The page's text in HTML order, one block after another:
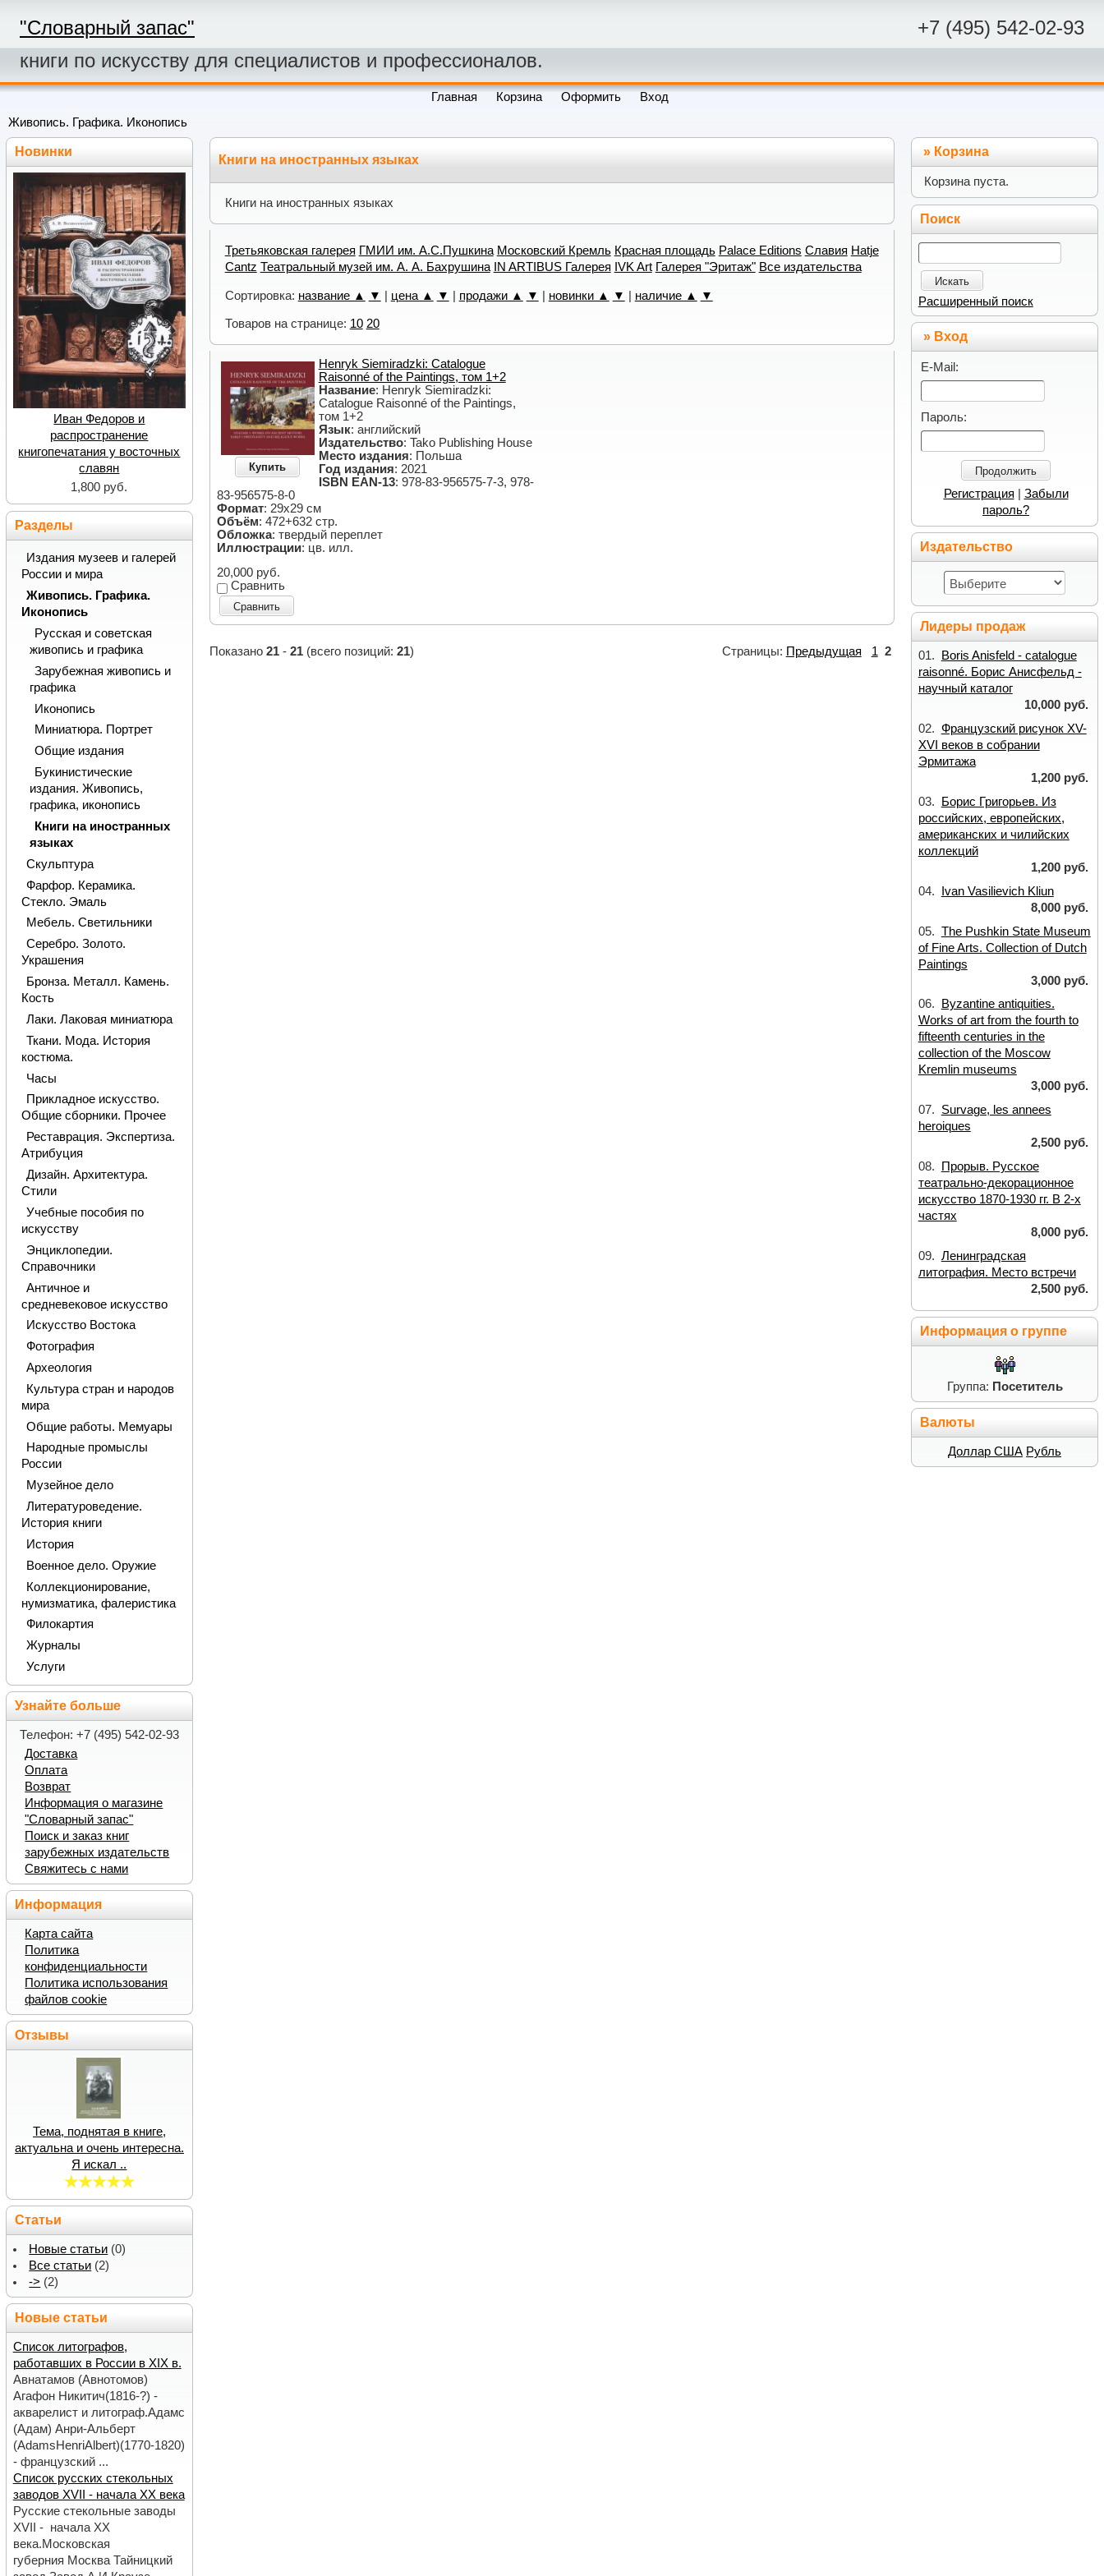
"Словарный запас"
книги по искусству для специалистов и профессионалов.
+7 (495) 542-02-93
Главная Корзина Оформить
Вход
Живопись. Графика. Иконопись
Книги на иностранных языках
Книги на иностранных языках
Третьяковская галерея ГМИИ им. А.С.Пушкина Московский Кремль Красная площадь Palace Editions Славия Hatje
Cantz Театральный музей им. А. А. Бахрушина IN ARTIBUS Галерея IVK Art Галерея "Эритаж" Все издательства
Сортировка: название ▲ ▼ цена ▲ ▼ продажи ▲ ▼ новинки ▲ ▼ наличие ▲ ▼
Товаров на странице: 10 20
Купить
Henryk Siemiradzki: Catalogue
Raisonné of the Paintings, том 1+2
Название: Henryk Siemiradzki:
Catalogue Raisonné of the Paintings,
том 1+2
Язык: английский
Издательство: Tako Publishing House
Место издания: Польша
Год издания: 2021
ISBN EAN-13: 978-83-956575-7-3, 978-
83-956575-8-0
Формат: 29х29 см
Объём: 472+632 стр.
Обложка: твердый переплет
Иллюстрации: цв. илл.
20,000 руб.
Сравнить
Сравнить
Страницы: Предыдущая 1 2
Показано21 -21 (всего позиций:21)
Новинки
Иван Федоров и
распространение
книгопечатания у восточных
славян
1,800 руб.
Разделы
Издания музеев и галерей
России и мира
Живопись. Графика.
Иконопись
Русская и советская
живопись и графика
Зарубежная живопись и
графика
Иконопись
Миниатюра. Портрет
Общие издания
Букинистические
издания. Живопись,
графика, иконопись
Книги на иностранных
языках
Скульптура
Фарфор. Керамика.
Стекло. Эмаль
Мебель. Светильники
Серебро. Золото.
Украшения
Бронза. Металл. Камень.
Кость
Лаки. Лаковая миниатюра
Ткани. Мода. История
костюма.
Часы
Прикладное искусство.
Общие сборники. Прочее
Реставрация. Экспертиза.
Атрибуция
Дизайн. Архитектура.
Стили
Учебные пособия по
искусству
Энциклопедии.
Справочники
Античное и
средневековое искусство
Искусство Востока
Фотография
Археология
Культура стран и народов
мира
Общие работы. Мемуары
Народные промыслы
России
Музейное дело
Литературоведение.
История книги
История
Военное дело. Оружие
Коллекционирование,
нумизматика, фалеристика
Филокартия
Журналы
Услуги
Узнайте больше
Телефон: +7 (495) 542-02-93
Доставка
Оплата
Возврат
Информация о магазине
"Словарный запас"
Поиск и заказ книг
зарубежных издательств
Свяжитесь с нами
Информация
Карта сайта
Политика
конфиденциальности
Политика использования
файлов cookie
Отзывы
Тема, поднятая в книге,
актуальна и очень интересна.
Я искал ..
Статьи
Новые статьи (0)
Все статьи (2)
-> (2)
Новые статьи
Список литографов,
работавших в России в XIX в.
Авнатамов (Авнотомов)
Агафон Никитич(1816-?) -
акварелист и литограф.Адамс
(Адам) Анри-Альберт
(AdamsHenriAlbert)(1770-1820)
- французский ...
Список русских стекольных
заводов XVII - начала ХХ века
Русские стекольные заводы
XVII - начала ХХ
века.Московская
губерния Москва Тайницкий
» Корзина
Корзина пуста.
Поиск
Искать
Расширенный поиск
» Вход
E-Mail:
Пароль:
Продолжить
Регистрация
Забыли
пароль?
Издательство
Лидеры продаж
01.
Boris Anisfeld - catalogue
raisonné. Борис Анисфельд -
научный каталог
10,000 руб.
02. Французский рисунок XV-
XVI веков в собрании
Эрмитажа
1,200 руб.
03.
Борис Григорьев. Из
российских, европейских,
американских и чилийских
коллекций
1,200 руб.
04.
Ivan Vasilievich Kliun
8,000 руб.
05. The Pushkin State Museum
of Fine Arts. Collection of Dutch
Paintings
3,000 руб.
06.
Byzantine antiquities.
Works of art from the fourth to
fifteenth centuries in the
collection of the Moscow
Kremlin museums
3,000 руб.
07. Survage, les annees
heroiques
2,500 руб.
08.
Прорыв. Русское
театрально-декорационное
искусство 1870-1930 гг. В 2-х
частях
8,000 руб.
09. Ленинградская
литография. Место встречи
2,500 руб.
Информация о группе
Группа: Посетитель
Валюты
Доллар США Рубль